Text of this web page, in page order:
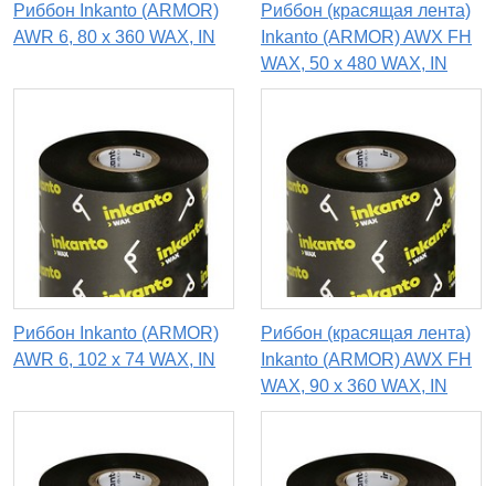
Риббон Inkanto (ARMOR)
AWR 6, 80 х 360 WAX, IN
Риббон (красящая лента)
Inkanto (ARMOR) AWX FH
WAX, 50 х 480 WAX, IN
Риббон Inkanto (ARMOR)
AWR 6, 102 х 74 WAX, IN
Риббон (красящая лента)
Inkanto (ARMOR) AWX FH
WAX, 90 x 360 WAX, IN